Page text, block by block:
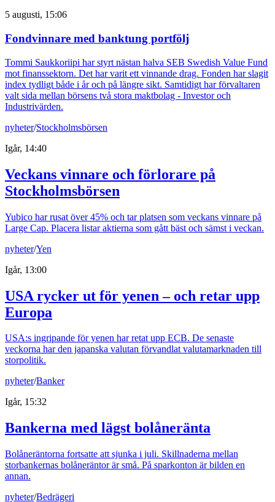
5 augusti, 15:06
Fondvinnare med banktung portfölj
Tommi Saukkoriipi har styrt nästan halva SEB Swedish Value Fund
mot finanssektorn. Det har varit ett vinnande drag. Fonden har slagit
index tydligt både i år och på längre sikt. Samtidigt har förvaltaren
valt sida mellan börsens två stora maktbolag - Investor och
Industrivärden.
nyheter/Stockholmsbörsen
Igår, 14:40
Veckans vinnare och förlorare på
Stockholmsbörsen
Yubico har rusat över 45% och tar platsen som veckans vinnare på
Large Cap. Placera listar aktierna som gått bäst och sämst i veckan.
nyheter/Yen
Igår, 13:00
USA rycker ut för yenen – och retar upp
Europa
USA:s ingripande för yenen har retat upp ECB. De senaste
veckorna har den japanska valutan förvandlat valutamarknaden till
storpolitik.
nyheter/Banker
Igår, 15:32
Bankerna med lägst bolåneränta
Bolåneräntorna fortsatte att sjunka i juli. Skillnaderna mellan
storbankernas bolåneräntor är små. På sparkonton är bilden en
annan.
nyheter/Bedrägeri